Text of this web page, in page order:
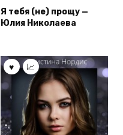
Я тебя (не) прощу —
Юлия Николаева